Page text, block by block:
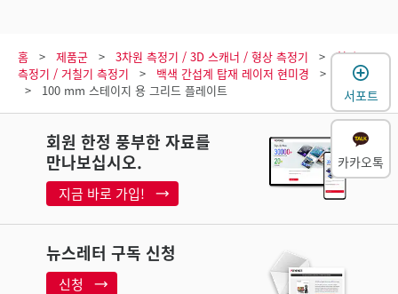
홈 제품군 3차원 측정기 / 3D 스캐너 / 형상 측정기
형상
측정기 / 거칠기 측정기
백색 간섭계 탑재 레이저 현미경
모델
100 mm 스테이지 용 그리드 플레이트
회원 한정 풍부한 자료를
만나보십시오.
지금 바로 가입!
뉴스레터 구독 신청
신청
서포트
카카오톡